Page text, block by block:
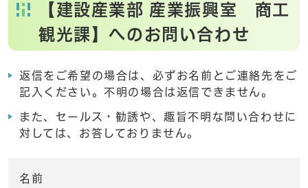
【建設産業部 産業振興室 商工
観光課】へのお問い合わせ
返信をご希望の場合は、必ずお名前とご連絡先をご
記入ください。不明の場合は返信できません。
また、セールス・勧誘や、趣旨不明な問い合わせに
対しては、お答しておりません。
名前